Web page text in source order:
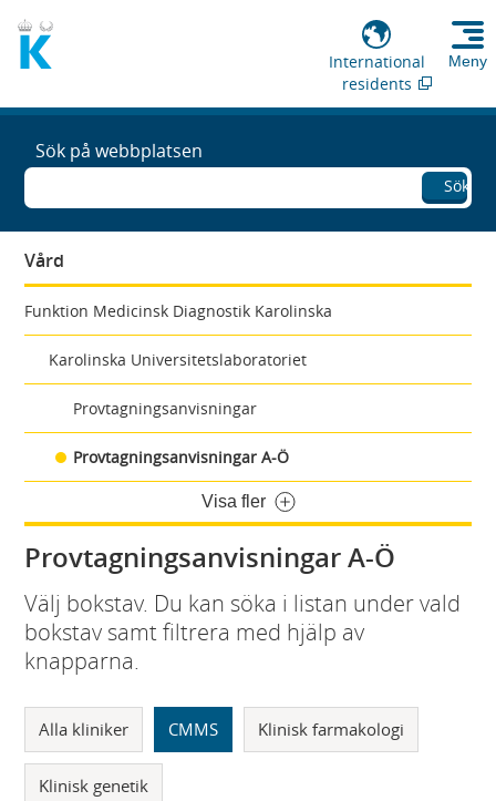
International
residents
Meny
Sök på webbplatsen
Sök
Vård
Funktion Medicinsk Diagnostik Karolinska
Karolinska Universitetslaboratoriet
Provtagningsanvisningar
Provtagningsanvisningar A-Ö
Visa fler
Provtagningsanvisningar A-Ö
Välj bokstav. Du kan söka i listan under vald
bokstav samt filtrera med hjälp av
knapparna.
Alla kliniker CMMS Klinisk farmakologi
Klinisk genetik